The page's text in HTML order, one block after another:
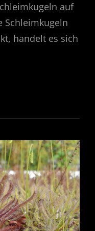
auf
Schleimkugeln
handelt es sich